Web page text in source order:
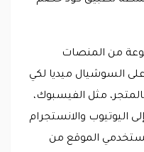
من المنصات
السوشيال ميديا لكي
مثل الفيسبوك،
اليوتيوب والانستجرام
الموقع من